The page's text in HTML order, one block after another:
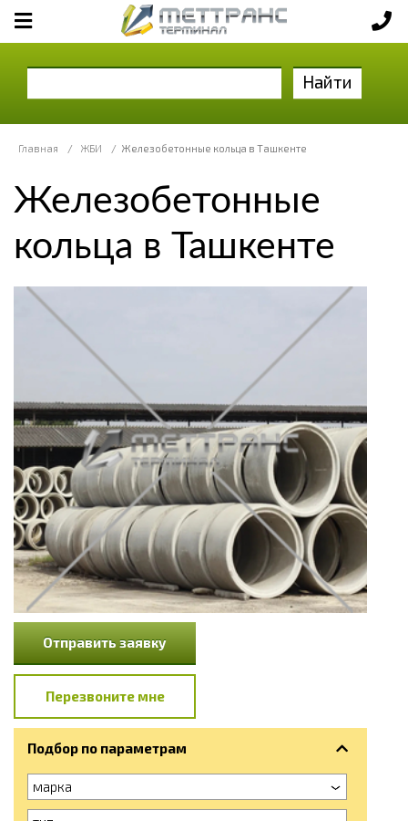
Найти
Главная / ЖБИ / Железобетонные кольца в Ташкенте
Железобетонные
кольца в Ташкенте
Отправить заявку
Перезвоните мне
Подбор по параметрам
марка